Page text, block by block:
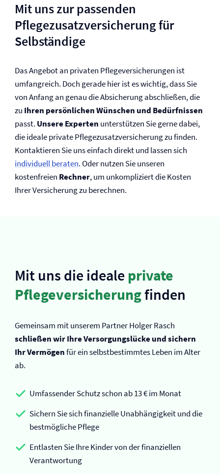
Mit uns zur passenden
Pflegezusatz­versicherung für
Selbständige
Das Angebot an privaten Pflege­versicherungen ist
umfangreich. Doch gerade hier ist es wichtig, dass Sie
von Anfang an genau die Absicherung abschließen, die
zu Ihren persönlichen Wünschen und Bedürfnissen
passt. Unsere Experten unterstützen Sie gerne dabei,
die ideale private Pflegezusatz­versicherung zu finden.
Kontaktieren Sie uns einfach direkt und lassen sich
individuell beraten. Oder nutzen Sie unseren
kostenfreien Rechner, um unkompliziert die Kosten
Ihrer Versicherung zu berechnen.
Mit uns die ideale private
Pflege­versicherungfinden
Gemeinsam mit unserem Partner Holger Rasch
schließen wir Ihre Versorgungslücke und sichern
Ihr Vermögenfür ein selbstbestimmtes Leben im Alter
ab.
Umfassender Schutz schon ab 13 € im Monat
Sichern Sie sich finanzielle Unabhängigkeit und die
bestmögliche Pflege
Entlasten Sie Ihre Kinder von der finanziellen
Verantwortung